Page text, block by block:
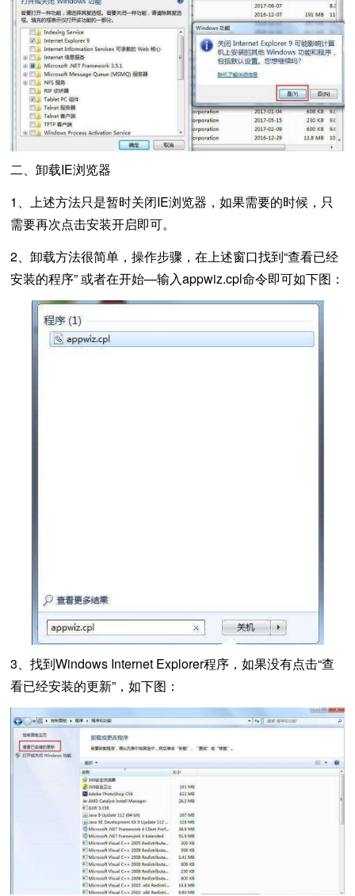
二、卸载IE浏览器
1、上述方法只是暂时关闭IE浏览器，如果需要的时候，只
需要再次点击安装开启即可。
2、卸载方法很简单，操作步骤，在上述窗口找到“查看已经
安装的程序” 或者在开始—输入appwiz.cpl命令即可如下图：
3、找到Windows Internet Explorer程序，如果没有点击“查
看已经安装的更新”，如下图：